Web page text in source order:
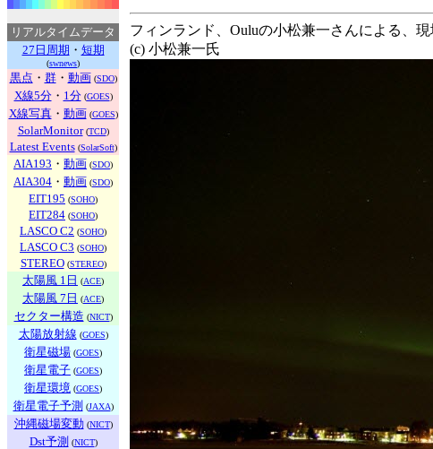
リアルタイムデータ
27日周期 ・ 短期
(swnews)
黒点 ・ 群・ 動画 (SDO)
X線5分・ 1分(GOES)
X線写真・ 動画 (GOES)
SolarMonitor(TCD)
Latest Events(SolarSoft)
AIA193 ・ 動画 (SDO)
AIA304 ・ 動画 (SDO)
EIT195 (SOHO)
EIT284 (SOHO)
LASCO C2 (SOHO)
LASCO C3 (SOHO)
STEREO(STEREO)
太陽風 1日 (ACE)
太陽風 7日 (ACE)
セクター構造 (NICT)
太陽放射線 (GOES)
衛星磁場 (GOES)
衛星電子 (GOES)
衛星環境 (GOES)
衛星電子予測 (JAXA)
沖縄磁場変動 (NICT)
Dst予測 (NICT)
フィンランド、Ouluの小松兼一さんによる、現
(c) 小松兼一氏